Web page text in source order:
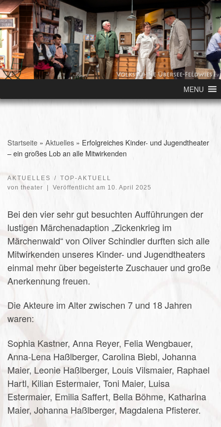
Skip to content
MENU
Startseite » Aktuelles » Erfolgreiches Kinder- und Jugendtheater
– ein großes Lob an alle Mitwirkenden
AKTUELLES
TOP-AKTUELL
von theater | Veröffentlicht am 10. April 2025
Bei den vier sehr gut besuchten Aufführungen der
lustigen Märchenadaption „Zickenkrieg im
Märchenwald“ von Oliver Schindler durften sich alle
Mitwirkenden unseres Kinder- und Jugendtheaters
einmal mehr über begeisterte Zuschauer und große
Anerkennung freuen.
Die Akteure im Alter zwischen 7 und 18 Jahren
waren:
Sophia Kastner, Anna Reyer, Felia Wengbauer,
Anna-Lena Haßlberger, Carolina Biebl, Johanna
Maier, Leonie Haßlberger, Louis Vilsmaier, Raphael
Hartl, Kilian Estermaier, Toni Maier, Luisa
Estermaier, Emilia Saffert, Bella Böhme, Katharina
Maier, Johanna Haßlberger, Magdalena Pfisterer.